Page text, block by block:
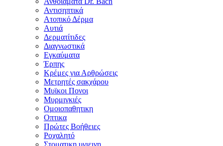
Αντισηπτικά
Ατοπικό Δέρμα
Αυτιά
Δερματίτιδες
Διαγνωστικά
Εγκαύματα
Έρπης
Κρέμες για Αρθρώσεις
Μετρητές σακχάρου
Μυϊκοι Πονοι
Μυρμιγκιές
Ομοιοπαθητικη
Οπτικα
Πρώτες Βοήθειες
Ροχαλητό
Στοματικη υγιεινη